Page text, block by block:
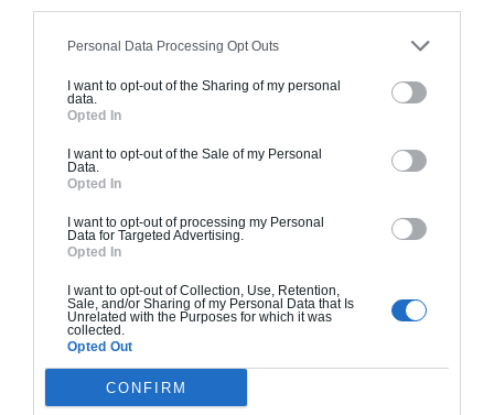
Personal Data Processing Opt Outs
I want to opt-out of the Sharing of my personal
data.
Opted In
I want to opt-out of the Sale of my Personal
Data.
Opted In
I want to opt-out of processing my Personal
Data for Targeted Advertising.
Opted In
I want to opt-out of Collection, Use, Retention,
Sale, and/or Sharing of my Personal Data that Is
Unrelated with the Purposes for which it was
collected.
Opted Out
CONFIRM
Construction BBC
Chiffrage estimatif pour : Fondations et normes
(RT 2020). Finitions haut de gamme. Le prix "clé
en main" inclut le gros oeuvre et le second
oeuvre (cuisine, peinture, sols...), mais exclut
piscine, jardin et clôture.
263 000€ TTC
Je la veux !